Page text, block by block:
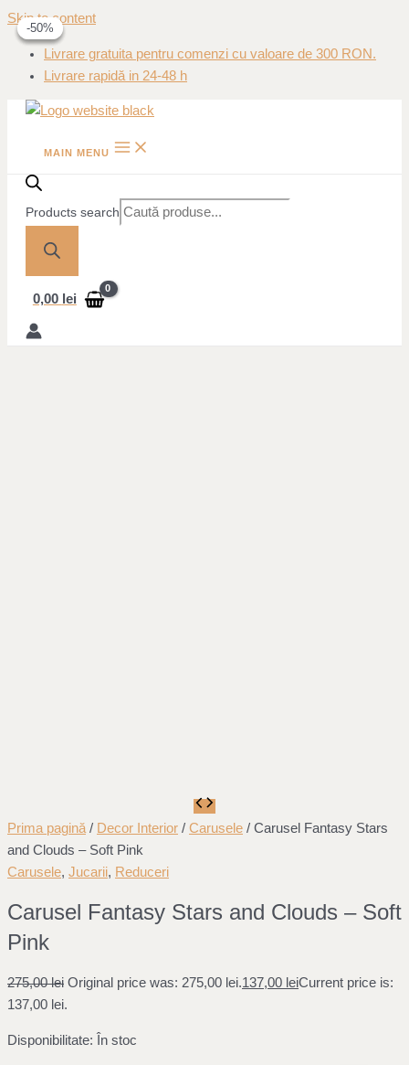
Skip to content
Livrare gratuita pentru comenzi cu valoare de 300 RON.
Livrare rapidă in 24-48 h
MAIN MENU
Products search
0,00 lei
-50%
Prima pagină / Decor Interior / Carusele / Carusel Fantasy Stars
and Clouds – Soft Pink
Carusele, Jucarii, Reduceri
Carusel Fantasy Stars and Clouds – Soft
Pink
275,00lei Original price was: 275,00 lei.137,00 leiCurrent price is:
137,00 lei.
Disponibilitate: În stoc
-50%
-50%